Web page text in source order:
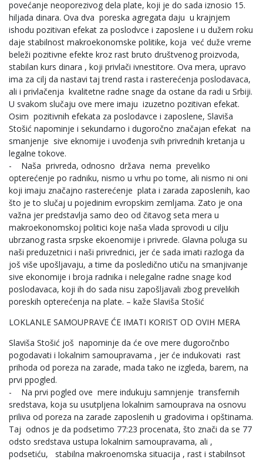
povećanje neoporezivog dela plate, koji je do sada iznosio 15.
hiljada dinara. Ova dva poreska agregata daju u krajnjem
ishodu pozitivan efekat za poslodvce i zaposlene i u dužem roku
daje stabilnost makroekonomske politike, koja već duže vreme
beleži pozitivne efekte kroz rast bruto društvenog proizvoda,
stabilan kurs dinara , koji privlači ivnestitore. Ova mera, upravo
ima za cilj da nastavi taj trend rasta i rasterećenja poslodavaca,
ali i privlačenja kvalitetne radne snage da ostane da radi u Srbiji.
U svakom slučaju ove mere imaju izuzetno pozitivan efekat.
Osim pozitivnih efekata za poslodavce i zaposlene, Slaviša
Stošić napominje i sekundarno i dugoročno značajan efekat na
smanjenje sive eknomije i uvođenja svih privrednih kretanja u
legalne tokove.
- Naša privreda, odnosno država nema preveliko
opterećenje po radniku, nismo u vrhu po tome, ali nismo ni oni
koji imaju značajno rasterećenje plata i zarada zaposlenih, kao
što je to slučaj u pojedinim evropskim zemljama. Zato je ona
važna jer predstavlja samo deo od čitavog seta mera u
makroekonomskoj politici koje naša vlada sprovodi u cilju
ubrzanog rasta srpske ekoenomije i privrede. Glavna poluga su
naši preduzetnici i naši privrednici, jer će sada imati razloga da
još više upošljavaju, a time da posledično utiču na smanjivanje
sive ekonomije i broja radnika i nelegalne radne snage kod
poslodavaca, koji ih do sada nisu zapošljavali zbog prevelikih
poreskih opterećenja na plate. – kaže Slaviša Stošić
LOKLANLE SAMOUPRAVE ĆE IMATI KORIST OD OVIH MERA
Slaviša Stošić još napominje da će ove mere dugoročnbo
pogodavati i lokalnim samoupravama , jer će indukovati rast
prihoda od poreza na zarade, mada tako ne izgleda, barem, na
prvi ppogled.
- Na prvi pogled ove mere indukuju samnjenje transfernih
sredstava, koja su usutpljena lokalnim samouprava na osnovu
priliva od poreza na zarade zaposlenih u gradovima i opštinama.
Taj odnos je da podsetimo 77:23 procenata, što znači da se 77
odsto sredstava ustupa lokalnim samoupravama, ali ,
podsetiću, stabilna makroenomska situacija , rast i stabilnsot